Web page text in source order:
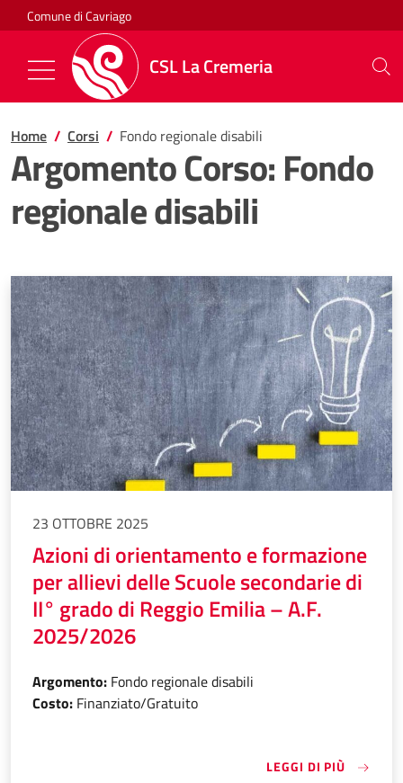
Salta al contenuto
Comune di Cavriago
CSL La Cremeria
Mostra/Nascondi la navigazione
Home Corsi Fondo regionale disabili
Argomento Corso:Fondo
regionale disabili
23 OTTOBRE 2025
Azioni di orientamento e formazione
per allievi delle Scuole secondarie di
II° grado di Reggio Emilia – A.F.
2025/2026
Argomento: Fondo regionale disabili
Costo: Finanziato/Gratuito
LEGGI DI PIÙ